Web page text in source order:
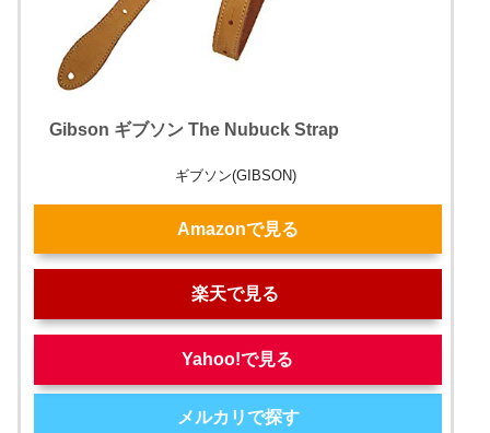
Gibson ギブソン The Nubuck Strap
ギブソン(GIBSON)
Amazonで見る
楽天で見る
Yahoo!で見る
メルカリで探す